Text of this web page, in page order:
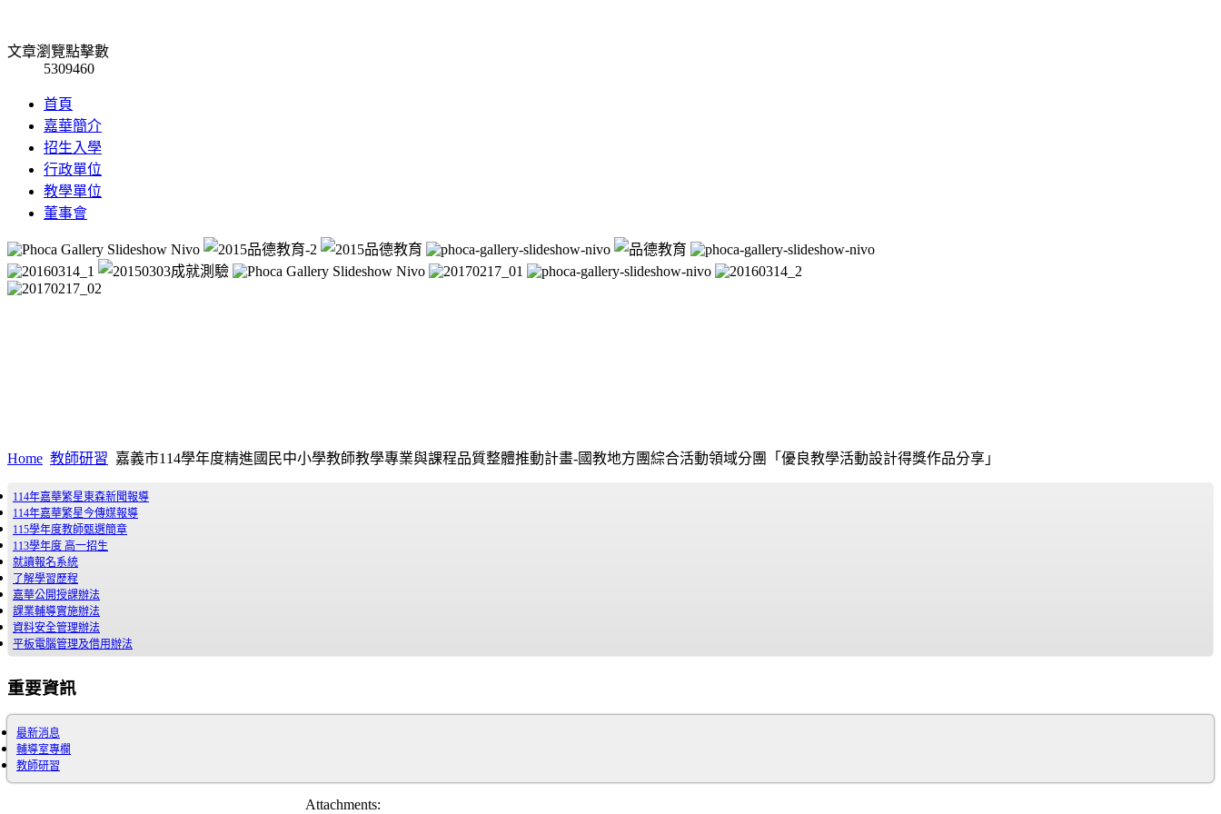
文章瀏覽點擊數
5309460
首頁
嘉華簡介
招生入學
行政單位
教學單位
董事會
Home 教師研習 嘉義市114學年度精進國民中小學教師教學專業與課程品質整體推動計畫-國教地方團綜合活動領域分團「優良教學活動設計得獎作品分享」
114年嘉華繁星東森新聞報導
114年嘉華繁星今傳媒報導
115學年度教師甄選簡章
113學年度 高一招生
就讀報名系統
了解學習歷程
嘉華公開授課辦法
課業輔導實施辦法
資料安全管理辦法
平板電腦管理及借用辦法
重要資訊
最新消息
輔導室專欄
教師研習
Attachments: